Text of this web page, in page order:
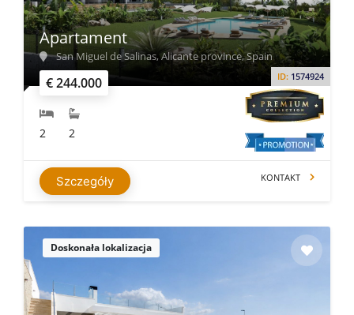
€ 244.000 ID: 1574924
Apartament
San Miguel de Salinas, Alicante province, Spain
2 2
Szczegóły KONTAKT
Doskonała lokalizacja